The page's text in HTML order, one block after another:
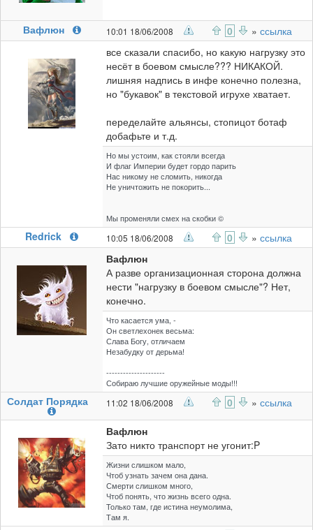
Вафлюн 10:01 18/06/2008 0 » ссылка
все сказали спасибо, но какую нагрузку это
несёт в боевом смысле??? НИКАКОЙ.
лишняя надпись в инфе конечно полезна,
но "букавок" в текстовой игрухе хватает.
переделайте альянсы, стопицот ботаф
добафьте и т.д.
Но мы устоим, как стояли всегда
И флаг Империи будет гордо парить
Нас никому не сломить, никогда
Не уничтожить не покорить...
Мы променяли смех на скобки ©
Redrick 10:05 18/06/2008 0 » ссылка
Вафлюн
А разве организационная сторона должна
нести "нагрузку в боевом смысле"? Нет,
конечно.
Что касается ума, -
Он светлехонек весьма:
Слава Богу, отличаем
Незабудку от дерьма!
---------------------
Собираю лучшие оружейные моды!!!
Солдат Порядка 11:02 18/06/2008 0 » ссылка
Вафлюн
Зато никто транспорт не угонит:P
Жизни слишком мало,
Чтоб узнать зачем она дана.
Смерти слишком много,
Чтоб понять, что жизнь всего одна.
Только там, где истина неумолима,
Там я.